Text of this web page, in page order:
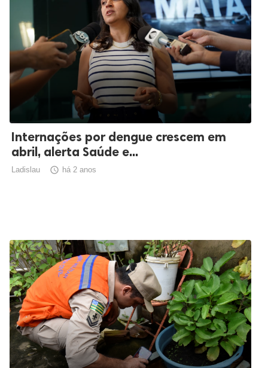
Internações por dengue crescem em
abril, alerta Saúde e...
Ladislau  há 2 anos